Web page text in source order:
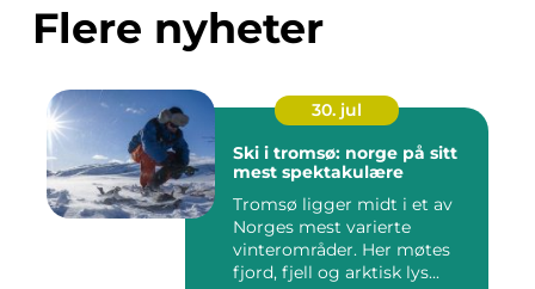
Flere nyheter
30. jul
Ski i tromsø: norge på sitt
mest spektakulære
Tromsø ligger midt i et av
Norges mest varierte
vinterområder. Her møtes
fjord, fjell og arktisk lys...